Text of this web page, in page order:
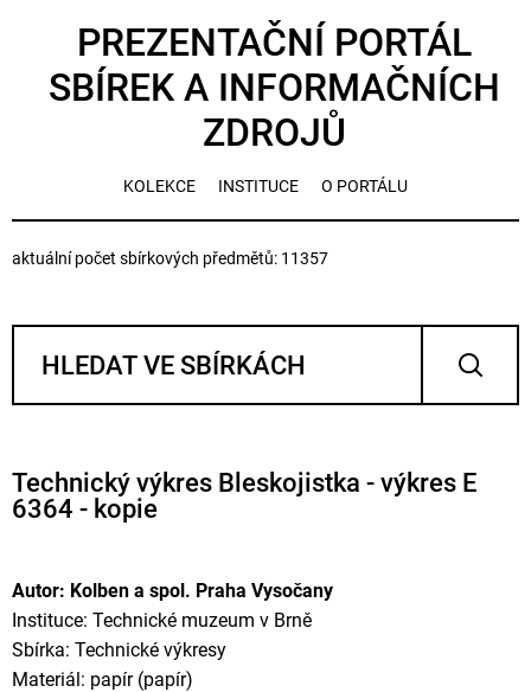
PREZENTAČNÍ PORTÁL
SBÍREK A INFORMAČNÍCH
ZDROJŮ
KOLEKCE INSTITUCE O PORTÁLU
aktuální počet sbírkových předmětů: 11357
Technický výkres Bleskojistka - výkres E
6364 - kopie
Autor: Kolben a spol. Praha Vysočany
Instituce: Technické muzeum v Brně
Sbírka: Technické výkresy
Materiál: papír (papír)